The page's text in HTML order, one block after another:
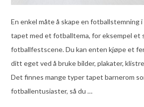
En enkel måte å skape en fotballstemning
tapet med et fotballtema, for eksempel et
fotballfestscene. Du kan enten kjøpe et
ditt eget ved å bruke bilder, plakater,
Det finnes mange typer tapet barnerom
fotballentusiaster, så du …